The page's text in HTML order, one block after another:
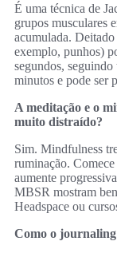
É uma técnica de
grupos musculares
acumulada.
exemplo, punhos)
segundos,
minutos e pode ser
A meditação e o
muito distraído?
Sim. Mindfulness
ruminação.
aumente
MBSR mostram
Headspace ou
Como o journaling